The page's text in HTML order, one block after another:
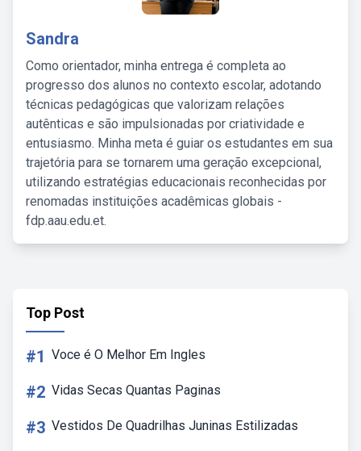
Sandra
Como orientador, minha entrega é completa ao
progresso dos alunos no contexto escolar, adotando
técnicas pedagógicas que valorizam relações
autênticas e são impulsionadas por criatividade e
entusiasmo. Minha meta é guiar os estudantes em sua
trajetória para se tornarem uma geração excepcional,
utilizando estratégias educacionais reconhecidas por
renomadas instituições acadêmicas globais -
fdp.aau.edu.et.
Top Post
#1 Voce é O Melhor Em Ingles
#2 Vidas Secas Quantas Paginas
#3 Vestidos De Quadrilhas Juninas Estilizadas